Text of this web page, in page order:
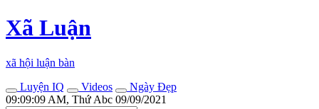
Xã Luận
xã hội luận bàn
Luyện IQ
Videos
Ngày Đẹp
09:09:09 AM, Thứ Abc 09/09/2021